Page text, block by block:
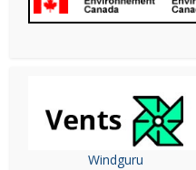
Windguru